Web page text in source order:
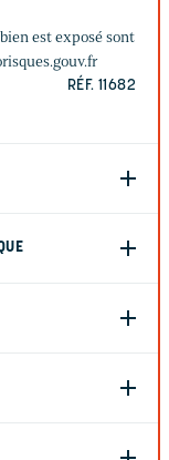
est exposé sont
RÉF. 11682